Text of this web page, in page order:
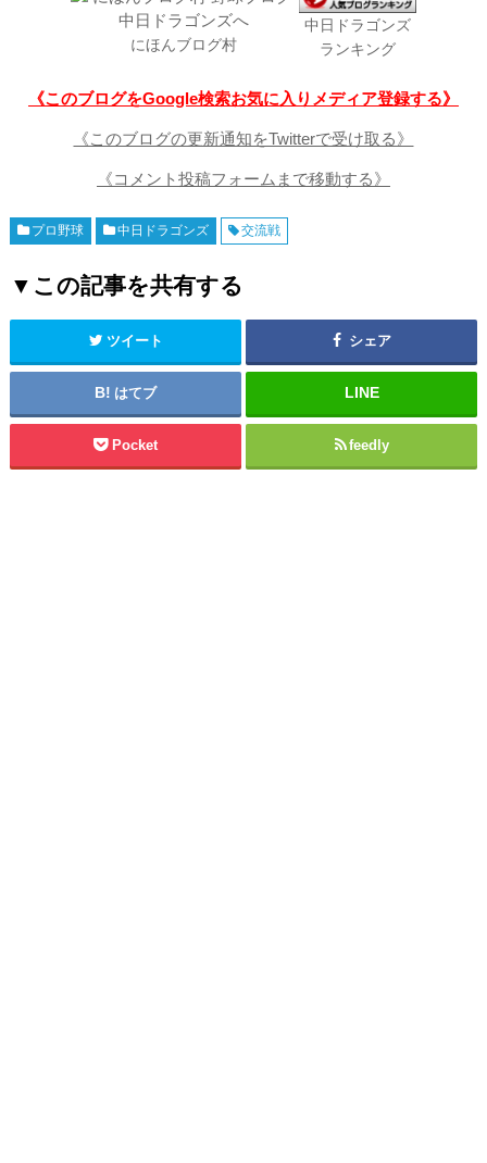
にほんブログ村
中日ドラゴンズ
ランキング
《このブログをGoogle検索お気に入りメディア登録する》
《このブログの更新通知をTwitterで受け取る》
《コメント投稿フォームまで移動する》
プロ野球 中日ドラゴンズ 交流戦
▼この記事を共有する
ツイート シェア
はてブ
Pocket feedly